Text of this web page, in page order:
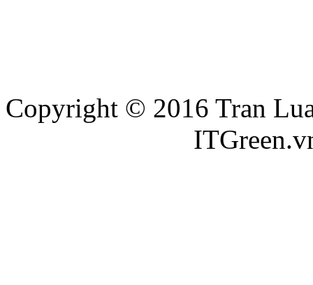
Copyright © 2016 Tran